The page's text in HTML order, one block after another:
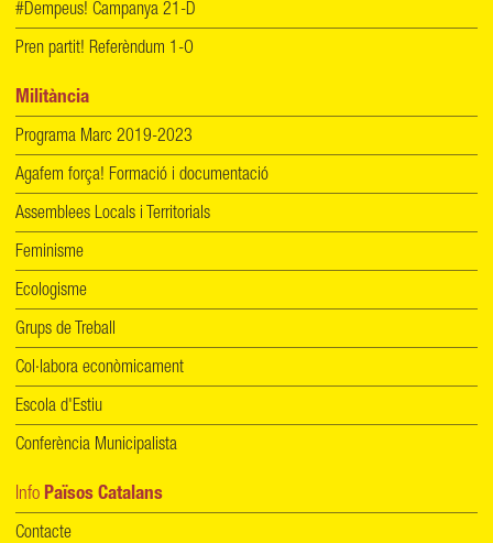
#Dempeus! Campanya 21-D
Pren partit! Referèndum 1-O
Militància
Programa Marc 2019-2023
Agafem força! Formació i documentació
Assemblees Locals i Territorials
Feminisme
Ecologisme
Grups de Treball
Col·labora econòmicament
Escola d'Estiu
Conferència Municipalista
Info Països Catalans
Contacte